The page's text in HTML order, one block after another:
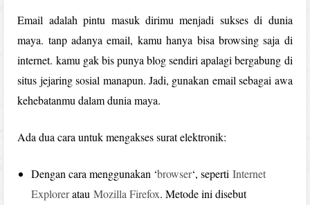
Email adalah pintu masuk dirimu menjadi sukses di dunia
maya. tanp adanya email, kamu hanya bisa browsing saja di
internet. kamu gak bis punya blog sendiri apalagi bergabung di
situs jejaring sosial manapun. Jadi, gunakan email sebagai awa
kehebatanmu dalam dunia maya.
Ada dua cara untuk mengakses surat elektronik:
Dengan cara menggunakan ‘browser‘, sepertiInternet
ExploreratauMozilla Firefox. Metode ini disebut